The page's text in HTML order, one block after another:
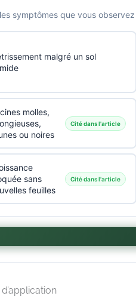
symptômes que vous
malgré un sol
molles,
ou noires
Cité dans l'article
sans
feuilles
Cité dans l'article